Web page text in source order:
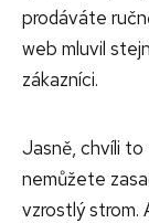
prodáváte
web mluvil
zákazníci.
Jasně, chvíli
nemůžete
vzrostlý strom.